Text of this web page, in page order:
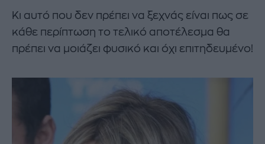
Κι αυτό που δεν πρέπει να ξεχνάς είναι πως σε
κάθε περίπτωση το τελικό αποτέλεσμα θα
πρέπει να μοιάζει φυσικό και όχι επιτηδευμένο!